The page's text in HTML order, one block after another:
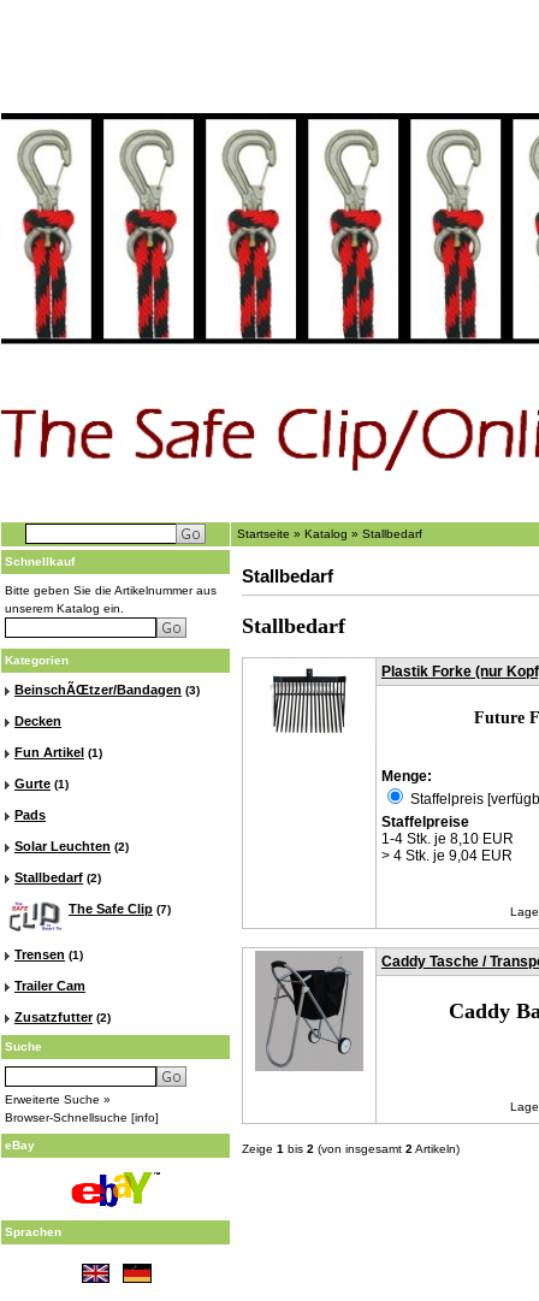
Startseite » Katalog » Stallbedarf
Schnellkauf
Bitte geben Sie die Artikelnummer aus
unserem Katalog ein.
Kategorien
BeinschÃŒtzer/Bandagen (3)
Decken
Fun Artikel (1)
Gurte (1)
Pads
Solar Leuchten (2)
Stallbedarf (2)
The Safe Clip (7)
Trensen (1)
Trailer Cam
Zusatzfutter (2)
Suche
Erweiterte Suche »
Browser-Schnellsuche [info]
eBay
Sprachen
Stallbedarf
Stallbedarf
Plastik Forke (nur
Future
Menge:
Staffelpreis
Staffelpreise
1-4 Stk. je 8,10 EUR
> 4 Stk. je 9,04 EUR
Caddy Tasche /
Caddy
Zeige 1 bis 2 (von insgesamt 2 Artikeln)